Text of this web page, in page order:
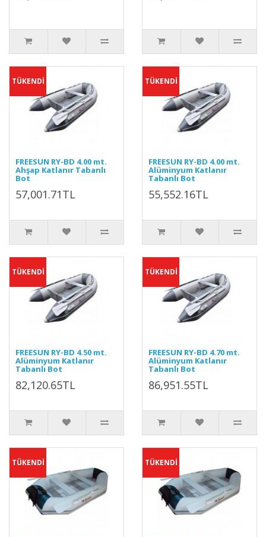
TÜKENDİ
FREESUN RY-BD 4.00 mt.
Ahşap Katlanır Tabanlı
Bot
57,001.71TL
TÜKENDİ
FREESUN RY-BD 4.00 mt.
Alüminyum Katlanır
Tabanlı Bot
55,552.16TL
TÜKENDİ
FREESUN RY-BD 4.50 mt.
Alüminyum Katlanır
Tabanlı Bot
82,120.65TL
TÜKENDİ
FREESUN RY-BD 4.70 mt.
Alüminyum Katlanır
Tabanlı Bot
86,951.55TL
TÜKENDİ TÜKENDİ